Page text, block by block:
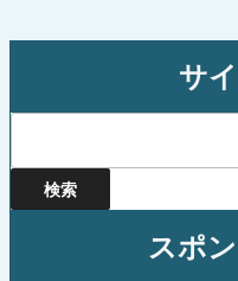
サ
スポ